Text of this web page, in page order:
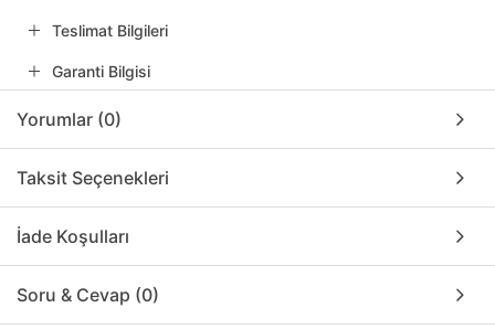
Teslimat Bilgileri
Garanti Bilgisi
Yorumlar (0)
Taksit Seçenekleri
İade Koşulları
Soru & Cevap (0)